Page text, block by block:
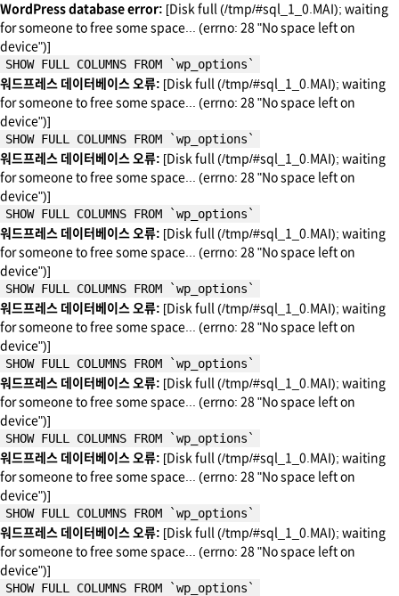
WordPress database error: [Disk full (/tmp/#sql_1_0.MAI); waiting
for someone to free some space... (errno: 28 "No space left on
device")]
SHOW FULL COLUMNS FROM `wp_options`
워드프레스 데이터베이스 오류: [Disk full (/tmp/#sql_1_0.MAI); waiting
for someone to free some space... (errno: 28 "No space left on
device")]
SHOW FULL COLUMNS FROM `wp_options`
워드프레스 데이터베이스 오류: [Disk full (/tmp/#sql_1_0.MAI); waiting
for someone to free some space... (errno: 28 "No space left on
device")]
SHOW FULL COLUMNS FROM `wp_options`
워드프레스 데이터베이스 오류: [Disk full (/tmp/#sql_1_0.MAI); waiting
for someone to free some space... (errno: 28 "No space left on
device")]
SHOW FULL COLUMNS FROM `wp_options`
워드프레스 데이터베이스 오류: [Disk full (/tmp/#sql_1_0.MAI); waiting
for someone to free some space... (errno: 28 "No space left on
device")]
SHOW FULL COLUMNS FROM `wp_options`
워드프레스 데이터베이스 오류: [Disk full (/tmp/#sql_1_0.MAI); waiting
for someone to free some space... (errno: 28 "No space left on
device")]
SHOW FULL COLUMNS FROM `wp_options`
워드프레스 데이터베이스 오류: [Disk full (/tmp/#sql_1_0.MAI); waiting
for someone to free some space... (errno: 28 "No space left on
device")]
SHOW FULL COLUMNS FROM `wp_options`
워드프레스 데이터베이스 오류: [Disk full (/tmp/#sql_1_0.MAI); waiting
for someone to free some space... (errno: 28 "No space left on
device")]
SHOW FULL COLUMNS FROM `wp_options`